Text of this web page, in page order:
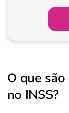
O que
no INSS?